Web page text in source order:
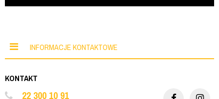
INFORMACJE KONTAKTOWE
KONTAKT
22 300 10 91